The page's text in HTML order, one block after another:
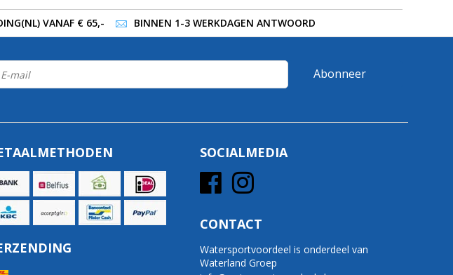
VANAF € 65,- BINNEN 1-3 WERKDAGEN ANTWOORD
Abonneer
SOCIALMEDIA
CONTACT
Watersportvoordeel is onderdeel van
Waterland Groep